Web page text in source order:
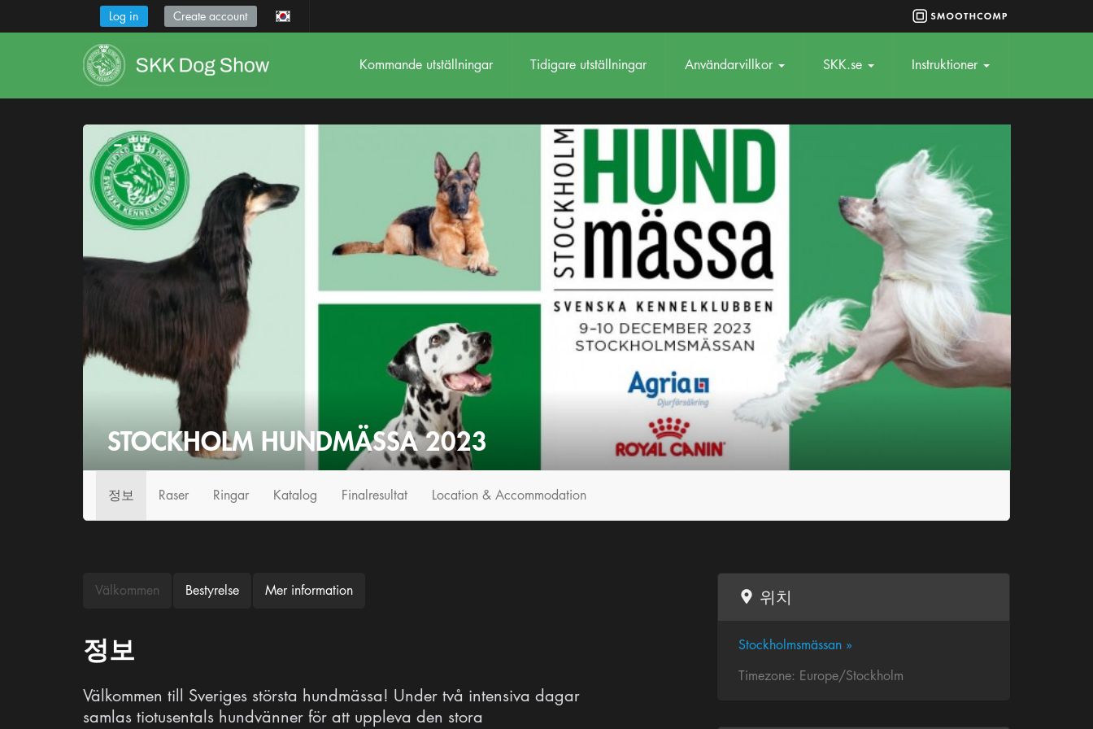
Log in Create account
Kommande utställningar Tidigare utställningar Användarvillkor SKK.se Instruktioner
STOCKHOLM HUNDMÄSSA 2023
정보 Raser Ringar Katalog Finalresultat Location & Accommodation
Välkommen Bestyrelse Mer information
정보
Välkommen till Sveriges största hundmässa! Under två intensiva dagar
samlas tiotusentals hundvänner för att uppleva den stora
위치
Stockholmsmässan »
Timezone: Europe/Stockholm